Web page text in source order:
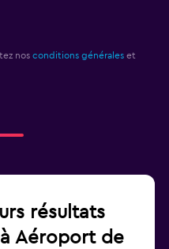
nos conditions générales et
résultats
Aéroport de